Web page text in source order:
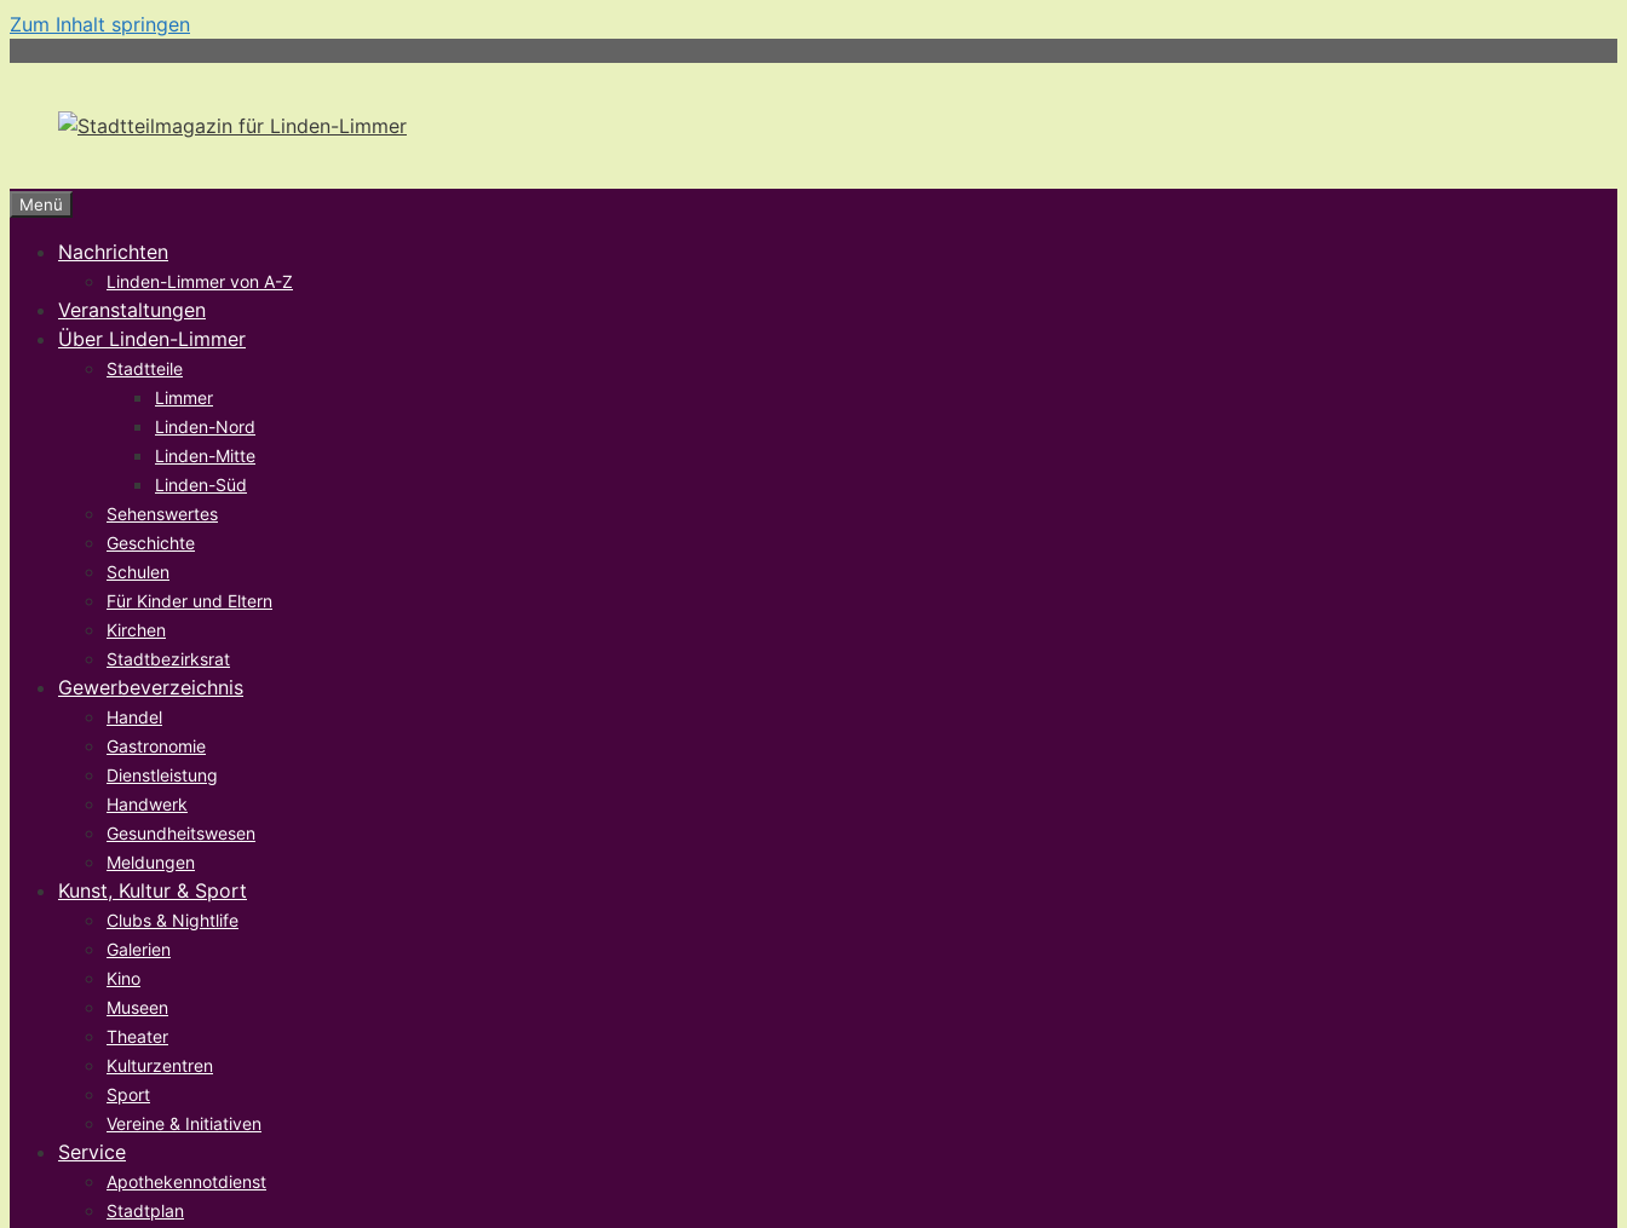
Zum Inhalt springen
Menü
Nachrichten
Linden-Limmer von A-Z
Veranstaltungen
Über Linden-Limmer
Stadtteile
Limmer
Linden-Nord
Linden-Mitte
Linden-Süd
Sehenswertes
Geschichte
Schulen
Für Kinder und Eltern
Kirchen
Stadtbezirksrat
Gewerbeverzeichnis
Handel
Gastronomie
Dienstleistung
Handwerk
Gesundheitswesen
Meldungen
Kunst, Kultur & Sport
Clubs & Nightlife
Galerien
Kino
Museen
Theater
Kulturzentren
Sport
Vereine & Initiativen
Service
Apothekennotdienst
Stadtplan